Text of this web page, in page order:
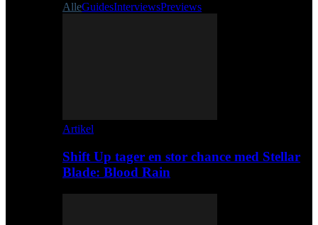
AlleGuidesInterviewsPreviews
Artikel
Shift Up tager en stor chance med Stellar
Blade: Blood Rain